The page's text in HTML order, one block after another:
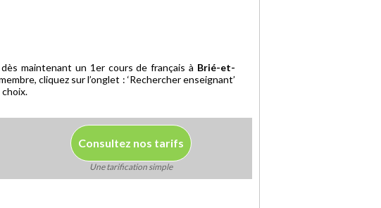
maintenant un 1er cours de français à Brié-et-
cliquez sur l’onglet : ‘Rechercher enseignant’
Consultez nos tarifs
Une tarification simple